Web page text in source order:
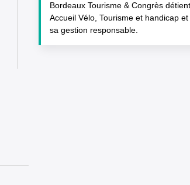
Bordeaux Tourisme & Congrès
Accueil Vélo, Tourisme et handicap
sa gestion responsable.